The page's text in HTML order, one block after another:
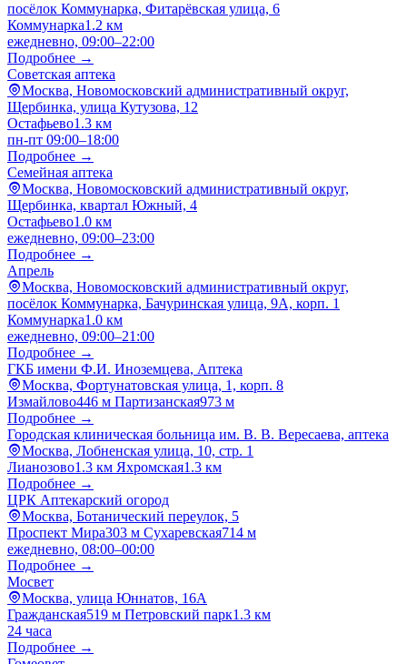
посёлок Коммунарка, Фитарёвская улица, 6
Коммунарка1.2 км
ежедневно, 09:00–22:00
Подробнее →
Советская аптека
Москва, Новомосковский административный округ,
Щербинка, улица Кутузова, 12
Остафьево1.3 км
пн-пт 09:00–18:00
Подробнее →
Семейная аптека
Москва, Новомосковский административный округ,
Щербинка, квартал Южный, 4
Остафьево1.0 км
ежедневно, 09:00–23:00
Подробнее →
Апрель
Москва, Новомосковский административный округ,
посёлок Коммунарка, Бачуринская улица, 9А, корп. 1
Коммунарка1.0 км
ежедневно, 09:00–21:00
Подробнее →
ГКБ имени Ф.И. Иноземцева, Аптека
Москва, Фортунатовская улица, 1, корп. 8
Измайлово446 м Партизанская973 м
Подробнее →
Городская клиническая больница им. В. В. Вересаева, аптека
Москва, Лобненская улица, 10, стр. 1
Лианозово1.3 км Яхромская1.3 км
Подробнее →
ЦРК Аптекарский огород
Москва, Ботанический переулок, 5
Проспект Мира303 м Сухаревская714 м
ежедневно, 08:00–00:00
Подробнее →
Мосвет
Москва, улица Юннатов, 16А
Гражданская519 м Петровский парк1.3 км
24 часа
Подробнее →